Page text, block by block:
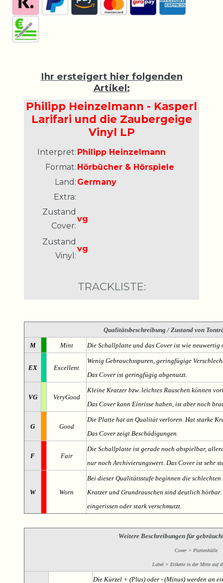
Ihr ersteigert hier folgenden
Artikel:
Philipp Heinzelmann - Kasperl
Larifari und die Zaubergeige
Vinyl LP
Interpret: Philipp Heinzelmann
Format: Hörbücher & Hörspiele
Land: Germany
Extra:
Zustand
Cover:
vg
Zustand
Vinyl:
vg
TRACKLISTE:
Qualitätsbeschreibung / Zustand von
M Mint Die Schallplatte und das Cover ist wie
EX Excellent
Wenig Gebrauchsspuren, geringfügige
Das Cover ist geringfügig abgenutzt.
VG VeryGood
Kleine Kratzer bzw. leichtes Rauschen können
Das Cover kann Einrisse haben, ist aber noch
G Good
Die Platte hat an Qualität verloren. Hat starke
Das Cover zeigt Beschädigungen.
F Fair
Die Schallplatte ist gerade noch abspielbar,
nur noch Archivierungswert. Das Cover ist sehr
W Worn
Bei dieser Qualitätsstufe beginnen die
Kratzer und Grundrauschen sind deutlich
eingerissen oder stark verschmutzt.
Weitere Beschreibungen für
Cover = Plattenhülle
Label = Etikette in der Mitte auf
Die Kürzel + (Plus) oder - (Minus) werden an